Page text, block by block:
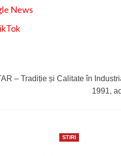
News
– Tradiție și Calitate în
1991,
STIRI